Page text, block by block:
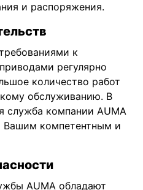
и распоряжения.
к
регулярно
количество работ
обслуживанию. В
служба компании AUMA
Вашим компетентным и
AUMA обладают